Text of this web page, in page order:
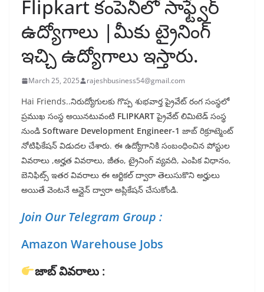
Flipkart కంపెనీలో సాఫ్ట్వేర్
ఉద్యోగాలు |మీకు ట్రైనింగ్
ఇచ్చి ఉద్యోగాలు ఇస్తారు.
March 25, 2025 rajeshbusiness54@gmail.com
Hai Friends..నిరుద్యోగులకు గొప్ప శుభవార్త ప్రైవేట్ రంగ సంస్థలో
ప్రముఖ సంస్థ అయినటువంటి FLIPKARTప్రైవేట్ లిమిటెడ్ సంస్థ
నుండి Software Development Engineer-1 జాబ్ రిక్రూట్మెంట్
నోటిఫికేషన్ విడుదల చేశారు. ఈ ఉద్యోగానికి సంబంధించిన పోస్టుల
వివరాలు ,అర్హత వివరాలు, జీతం, ట్రైనింగ్ వ్యవది, ఎంపిక విధానం,
బెనిఫిట్స్ ఇతర వివరాలు ఈ ఆర్టికల్ ద్వారా తెలుసుకొని అర్హులు
అయితే వెంటనే ఆన్లైన్ ద్వారా అప్లికేషన్ చేసుకోండి.
Join Our Telegram Group :
Amazon Warehouse Jobs
జాబ్ వివరాలు :